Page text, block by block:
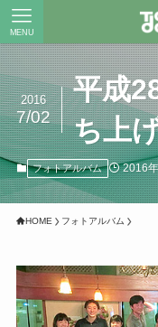
MENU
平成
ち上
2016
7/02
フォトアルバム 2016
HOME フォトアルバム